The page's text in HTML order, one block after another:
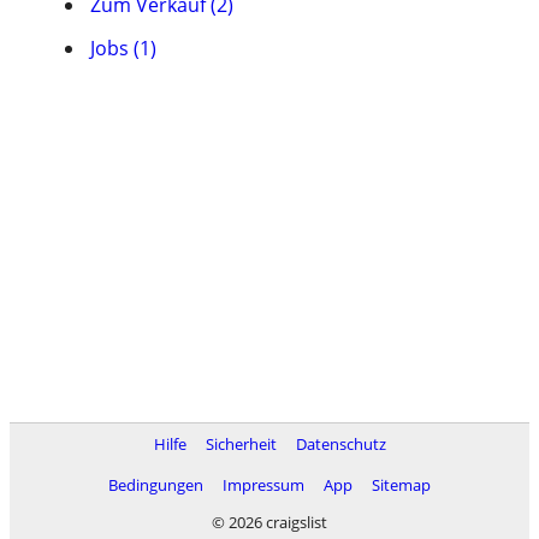
Jobs (1)
Hilfe Sicherheit
Datenschutz
Bedingungen
Impressum App
Sitemap
© 2026 craigslist